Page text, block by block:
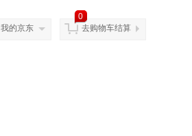
我的京东
0
去购物车结算